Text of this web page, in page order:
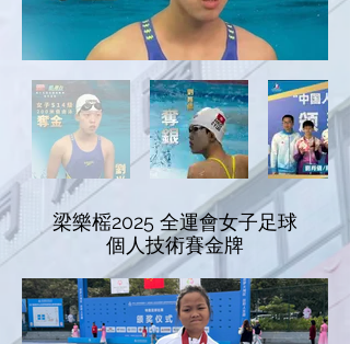
梁樂榣2025 全運會女子足球
個人技術賽金牌